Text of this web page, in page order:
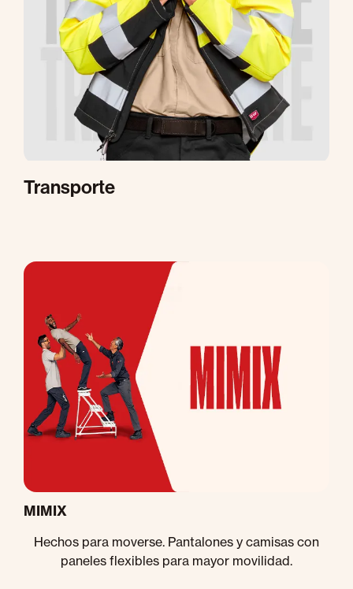
Transporte
MIMIX
Hechos para moverse. Pantalones y camisas con
paneles flexibles para mayor movilidad.